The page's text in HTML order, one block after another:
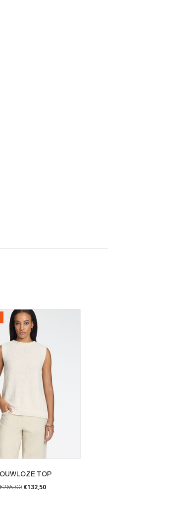
TOP
€265,00 €132,50